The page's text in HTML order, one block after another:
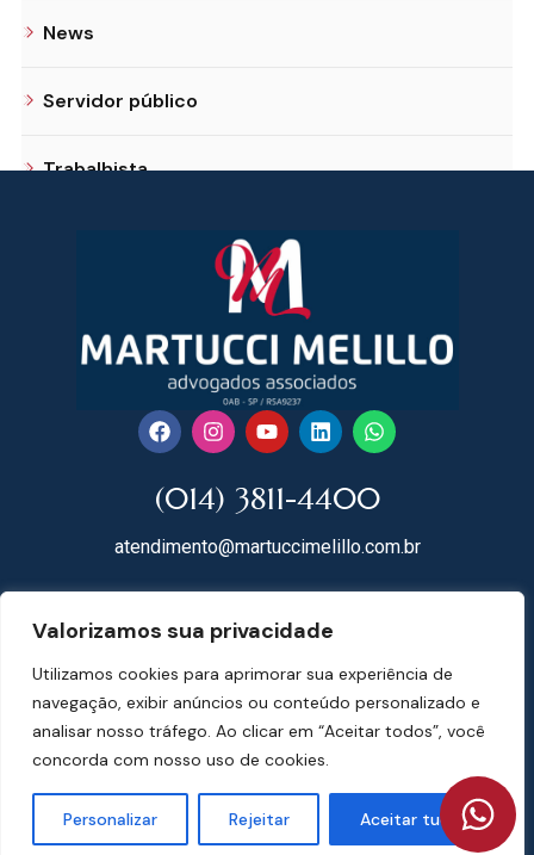
Valorizamos sua privacidade
Utilizamos cookies para aprimorar sua experiência de
navegação, exibir anúncios ou conteúdo personalizado e
analisar nosso tráfego. Ao clicar em “Aceitar todos”, você
concorda com nosso uso de cookies.
Personalizar Rejeitar Aceitar tudo
News
Servidor público
Trabalhista
(014) 3811-4400
atendimento@martuccimelillo.com.br
18602-091 Centro – Botucatu – SP
Martucci Melillo Advogados Associados | CNPJ 07.697.074/0001-78 | © 2024
Todos os direitos reservados. | Desenvolvimento: Web Bizz Marketing Online